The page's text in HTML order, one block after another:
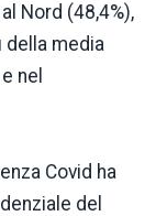
Nord (48,4%),
media
nel
Covid ha
del